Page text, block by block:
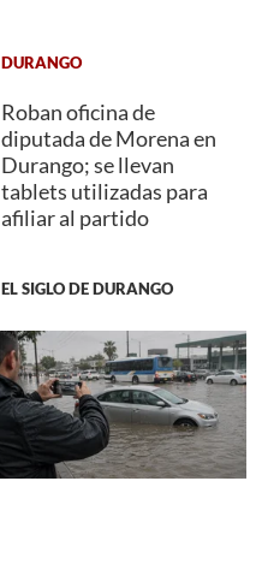
DURANGO
Roban oficina de
diputada de Morena en
Durango; se llevan
tablets utilizadas para
afiliar al partido
EL SIGLO DE DURANGO